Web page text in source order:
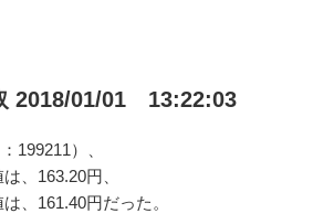
2018/01/01 13:22:03
199211）、
、163.20円、
、161.40円だった。